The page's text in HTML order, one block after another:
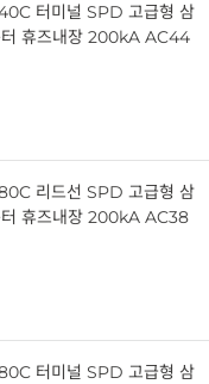
터미널 SPD 고급형 삼
휴즈내장 200kA AC44
리드선 SPD 고급형 삼
휴즈내장 200kA AC38
터미널 SPD 고급형 삼